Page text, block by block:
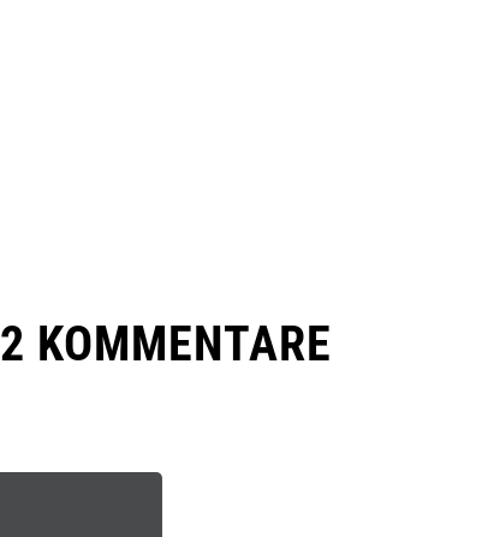
2 KOMMENTARE